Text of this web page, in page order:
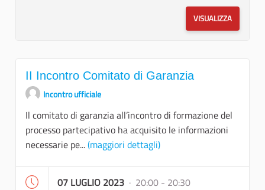
VISUALIZZA
II Incontro Comitato di Garanzia
Incontro ufficiale
Il comitato di garanzia all’incontro di formazione del
processo partecipativo ha acquisito le informazioni
necessarie pe...(maggiori dettagli)
07 LUGLIO 2023 · 20:00 - 20:30